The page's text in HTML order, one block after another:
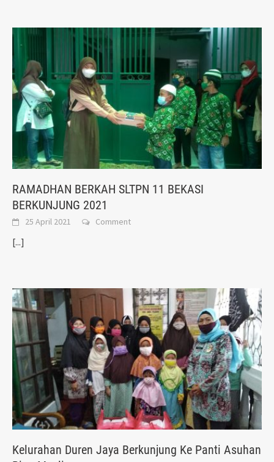
RAMADHAN BERKAH SLTPN 11 BEKASI
BERKUNJUNG 2021
25 April 2021 Comment
[...]
Kelurahan Duren Jaya Berkunjung Ke Panti Asuhan